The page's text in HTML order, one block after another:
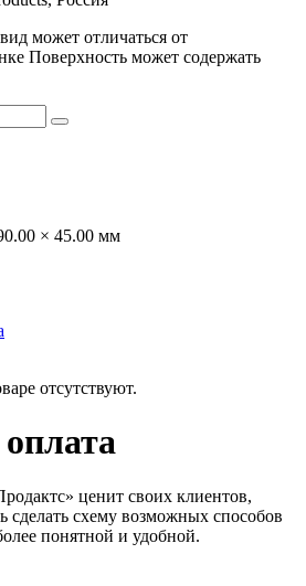
может отличаться от
Поверхность может содержать
× 45.00 мм
отсутствуют.
ценит своих клиентов,
сделать схему возможных способов
понятной и удобной.